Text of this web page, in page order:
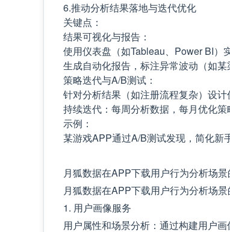
6.推动分析结果落地与迭代优化
关键点：
结果可视化与报告：
使用仪表盘（如Tableau、Power BI）
生成自动化报告，标注异常波动（如某
策略迭代与A/B测试：
针对分析结果（如注册流程复杂）设计
持续迭代：每周分析数据，每月优化策
示例：
某游戏APP通过A/B测试发现，简化新
月狐数据在APP下载用户行为分析场
月狐数据在APP下载用户行为分析场
1. 用户画像服务
用户属性和场景分析：通过构建用户